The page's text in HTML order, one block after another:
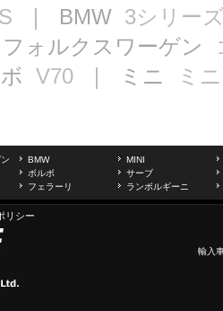
｜ BMW 3シリー
ォルクスワーゲン
V70 ｜ ミニ ミニ
BMW
MINI
ボルボ
サーブ
フェラーリ ランボルギーニ
リシー
輸入